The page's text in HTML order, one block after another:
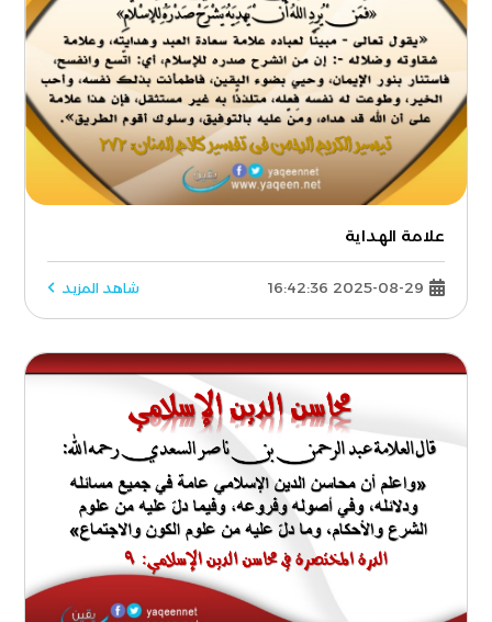
علامة الهداية
2025-08-29 16:42:36 شاهد المزيد